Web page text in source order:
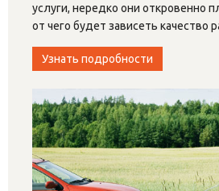
услуги, нередко они откровенно
от чего будет зависеть качество
Узнать подробности